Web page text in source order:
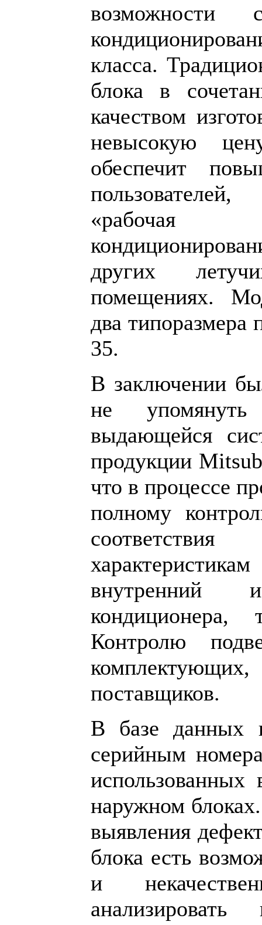
класса.
блока в
качеством
невысокую
обеспечит
других
помещениях.
два типоразмера
35.
В заключении
не
выдающейся
продукции
что в процессе
полному
Контролю
поставщиков.
В базе данных
серийным
наружном
выявления
блока есть
и